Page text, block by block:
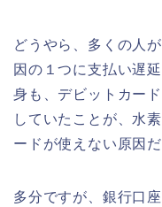
どうやら、多くの人
因の１つに支払い遅
身も、デビットカー
していたことが、水
ードが使えない原因
多分ですが、銀行口